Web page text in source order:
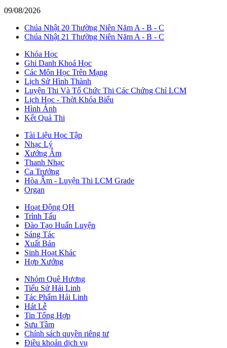
09/08/2026
Chúa Nhật 20 Thường Niên Năm A - B - C
Chúa Nhật 21 Thường Niên Năm A - B - C
Khóa Học
Ghi Danh Khoá Học
Các Môn Học Trên Mạng
Lịch Sử Hình Thành
Luyện Thi Và Tổ Chức Thi Các Chứng Chỉ LCM
Lịch Học - Thời Khóa Biểu
Hình Ảnh
Kết Quả Thi
Tài Liệu Học Tập
Nhạc Lý
Xướng Âm
Thanh Nhạc
Ca Trưởng
Hòa Âm - Luyện Thi LCM Grade
Organ
Hoạt Động QH
Trình Tấu
Đào Tạo Huấn Luyện
Sáng Tác
Xuất Bản
Sinh Hoạt Khác
Hợp Xướng
Nhóm Quê Hương
Tiểu Sử Hải Linh
Tác Phẩm Hải Linh
Hát Lễ
Tin Tổng Hợp
Sưu Tầm
Chính sách quyền riêng tư
Điều khoản dịch vụ